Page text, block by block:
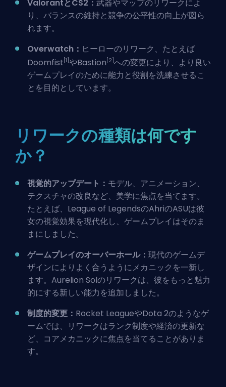
ValorantとCS2： 武器やマップのリワークによ
り、バランスの維持と競争の公平性の向上が図ら
れます。
Overwatch： ヒーローのリワーク、たとえば
Doomfist [1] やBastion [2] への変更により、より良い
ゲームプレイのために能力と役割を洗練させるこ
とを目的としています。
リワークの種類は何です
か？
視覚的アップデート： モデル、アニメーション、
テクスチャの改良など、美学に焦点を当てます。
たとえば、League of LegendsのAhriのASUは彼
女の視覚効果を現代化し、ゲームプレイはそのま
まにしました。
ゲームプレイのオーバーホール： 現代のゲームデ
ザインによりよく合うようにメカニックを一新し
ます。Aurelion Solのリワークは、彼をもっと魅力
的にする新しい能力を追加しました。
制度的変更： Rocket LeagueやDota 2のようなゲ
ームでは、リワークはランク制度や経済の更新な
ど、コアメカニックに焦点を当てることがありま
す。